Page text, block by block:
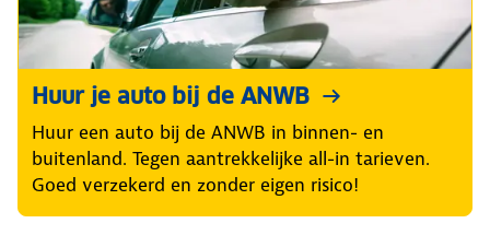
Huur je auto bij de ANWB
Huur een auto bij de ANWB in binnen- en
buitenland. Tegen aantrekkelijke all-in tarieven.
Goed verzekerd en zonder eigen risico!